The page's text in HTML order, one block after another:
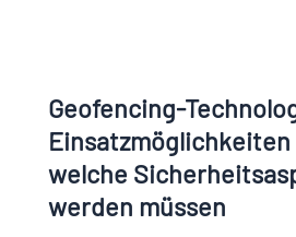
Geofencing-
welche
werden müssen
–
Welche
Einsatzmöglichkeiten
gibt